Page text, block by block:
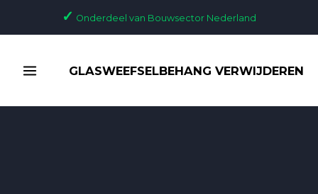
✓ Onderdeel van Bouwsector Nederland
MENU GLASWEEFSELBEHANG VERWIJDEREN